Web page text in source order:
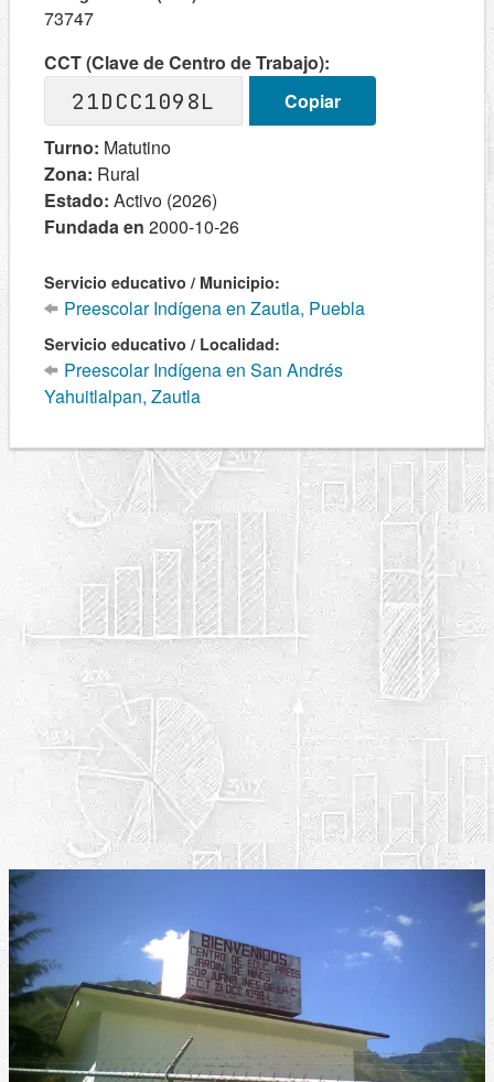
73747
CCT (Clave de Centro de Trabajo):
21DCC1098L
Copiar
Turno: Matutino
Zona: Rural
Estado: Activo (2026)
Fundada en 2000-10-26
Servicio educativo / Municipio:
Preescolar Indígena en Zautla, Puebla
Servicio educativo / Localidad:
Preescolar Indígena en San Andrés
Yahuitlalpan, Zautla